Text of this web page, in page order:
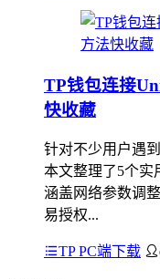
TP钱包连接
快收藏
针对不少用户遇
本文整理了5个实
涵盖网络参数调
易授权...
TP PC端下载